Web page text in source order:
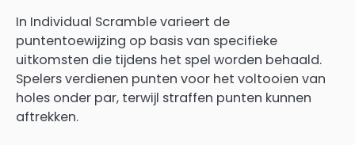
In Individual Scramble varieert de
puntentoewijzing op basis van specifieke
uitkomsten die tijdens het spel worden behaald.
Spelers verdienen punten voor het voltooien van
holes onder par, terwijl straffen punten kunnen
aftrekken.